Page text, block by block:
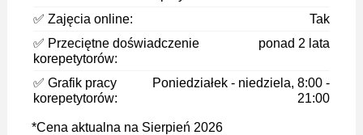
✅ Zajęcia online:
Tak
✅ Przeciętne doświadczenie
korepetytorów:
ponad 2 lata
✅ Grafik pracy
korepetytorów:
Poniedziałek - niedziela, 8:00 -
21:00
*Cena aktualna na Sierpień 2026